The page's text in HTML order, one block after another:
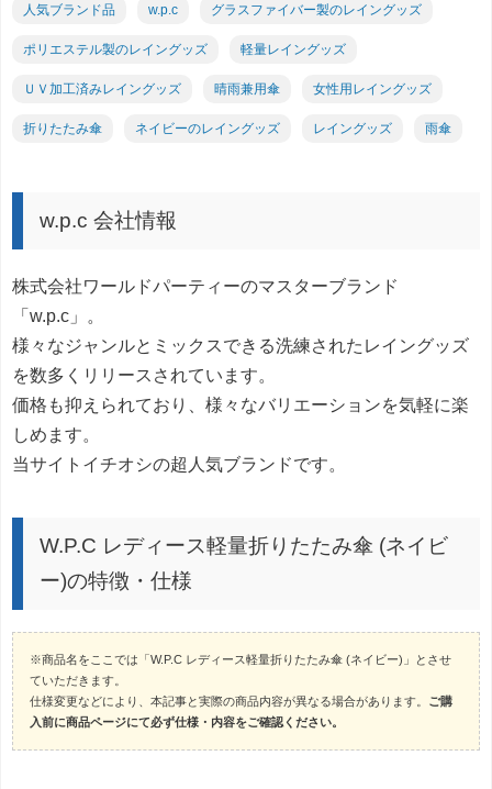
人気ブランド品 w.p.c グラスファイバー製のレイングッズ
ポリエステル製のレイングッズ 軽量レイングッズ
ＵＶ加工済みレイングッズ 晴雨兼用傘 女性用レイングッズ
折りたたみ傘 ネイビーのレイングッズ レイングッズ 雨傘
w.p.c 会社情報
株式会社ワールドパーティーのマスターブランド
「w.p.c」。
様々なジャンルとミックスできる洗練されたレイングッズ
を数多くリリースされています。
価格も抑えられており、様々なバリエーションを気軽に楽
しめます。
当サイトイチオシの超人気ブランドです。
W.P.C レディース軽量折りたたみ傘 (ネイビ
ー)の特徴・仕様
※商品名をここでは「W.P.C レディース軽量折りたたみ傘 (ネイビー)」とさせ
ていただきます。
仕様変更などにより、本記事と実際の商品内容が異なる場合があります。 ご購
入前に商品ページにて必ず仕様・内容をご確認ください。